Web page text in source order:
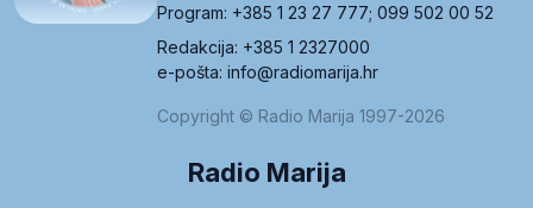
Program: +385 1 23 27 777; 099 502 00 52
Redakcija: +385 1 2327000
e-pošta: info@radiomarija.hr
Copyright © Radio Marija 1997-2026
Radio Marija